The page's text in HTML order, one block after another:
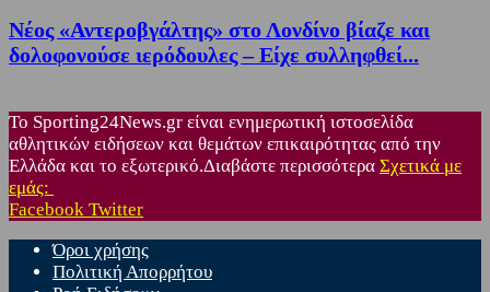
Νέος «Αντεροβγάλτης» στο Λονδίνο βίαζε και
δολοφονούσε ιερόδουλες – Είχε συλληφθεί...
Το Sporting24News.gr είναι ενημερωτική ιστοσελίδα
αθλητικών ειδήσεων και θεμάτων επικαιρότητας από την
Ελλάδα και το εξωτερικό.Διαβάστε περισσότερα Σχετικά με
εμάς:
Facebook Twitter
Όροι χρήσης
Πολιτική Απορρήτου